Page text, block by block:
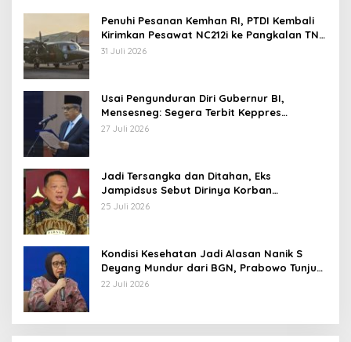
Penuhi Pesanan Kemhan RI, PTDI Kembali
Kirimkan Pesawat NC212i ke Pangkalan TNI
AU
31 Juli 2026
Usai Pengunduran Diri Gubernur BI,
Mensesneg: Segera Terbit Keppres
Pemberhentian dengan Hormat
27 Juli 2026
Jadi Tersangka dan Ditahan, Eks
Jampidsus Sebut Dirinya Korban
Kriminalisasi
25 Juli 2026
Kondisi Kesehatan Jadi Alasan Nanik S
Deyang Mundur dari BGN, Prabowo Tunjuk
Wamentan Sudaryono
22 Juli 2026